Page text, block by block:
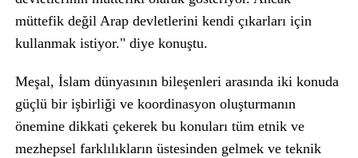
müttefik değil Arap devletlerini kendi çıkarları için
kullanmak istiyor." diye konuştu.
Meşal, İslam dünyasının bileşenleri arasında iki konuda
güçlü bir işbirliği ve koordinasyon oluşturmanın
önemine dikkati çekerek bu konuları tüm etnik ve
mezhepsel farklılıkların üstesinden gelmek ve teknik